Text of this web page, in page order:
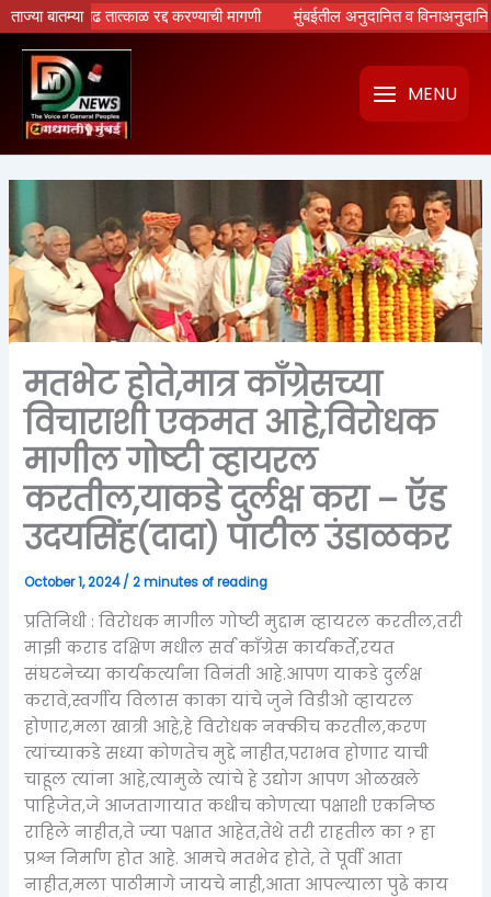
ताज्या बातम्या
वाढ तात्काळ रद्द करण्याची मागणी मुंबईतील अनुदानित व विनाअनुदानित
Skip
to
content
MENU
मतभेट होते,मात्र काँग्रेसच्या
विचाराशी एकमत आहे,विरोधक
मागील गोष्टी व्हायरल
करतील,याकडे दुर्लक्ष करा – ऍड
उदयसिंह(दादा) पाटील उंडाळकर
October 1, 2024/2 minutes of reading
प्रतिनिधी : विरोधक मागील गोष्टी मुद्दाम व्हायरल करतील,तरी
माझी कराड दक्षिण मधील सर्व काँग्रेस कार्यकर्ते,रयत
संघटनेच्या कार्यकर्त्यांना विनंती आहे.आपण याकडे दुर्लक्ष
करावे,स्वर्गीय विलास काका यांचे जुने विडीओ व्हायरल
होणार,मला खात्री आहे,हे विरोधक नक्कीच करतील,करण
त्यांच्याकडे सध्या कोणतेच मुद्दे नाहीत,पराभव होणार याची
चाहूल त्यांना आहे,त्यामुळे त्यांचे हे उद्योग आपण ओळखले
पाहिजेत,जे आजतागायात कधीच कोणत्या पक्षाशी एकनिष्ठ
राहिले नाहीत,ते ज्या पक्षात आहेत,तेथे तरी राहतील का ? हा
प्रश्न निर्माण होत आहे. आमचे मतभेद होते, ते पूर्वी आता
नाहीत,मला पाठीमागे जायचे नाही,आता आपल्याला पुढे काय